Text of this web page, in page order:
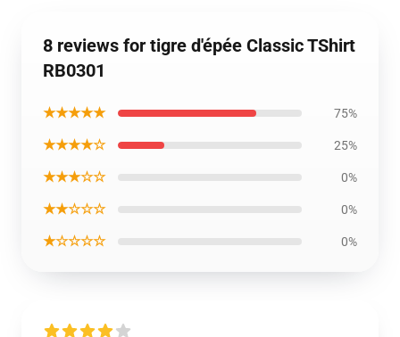
8 reviews for tigre d'épée Classic TShirt
RB0301
★★★★★ 75%
★★★★☆ 25%
★★★☆☆ 0%
★★☆☆☆ 0%
★☆☆☆☆ 0%